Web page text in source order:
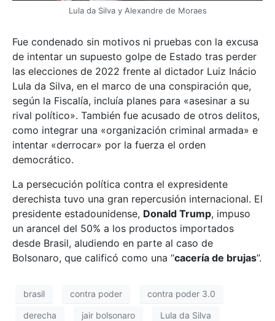
Lula da Silva y Alexandre de Moraes
Fue condenado sin motivos ni pruebas con la excusa
de intentar un supuesto golpe de Estado tras perder
las elecciones de 2022 frente al dictador Luiz Inácio
Lula da Silva, en el marco de una conspiración que,
según la Fiscalía, incluía planes para «asesinar a su
rival político». También fue acusado de otros delitos,
como integrar una «organización criminal armada» e
intentar «derrocar» por la fuerza el orden
democrático.
La persecución política contra el expresidente
derechista tuvo una gran repercusión internacional. El
presidente estadounidense, Donald Trump, impuso
un arancel del 50% a los productos importados
desde Brasil, aludiendo en parte al caso de
Bolsonaro, que calificó como una “cacería de brujas”.
brasil contra poder contra poder 3.0
derecha jair bolsonaro Lula da Silva